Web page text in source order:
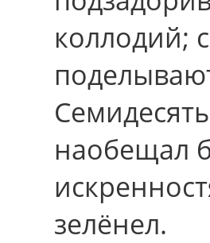
коллодий;
наобещал
зелёнел.